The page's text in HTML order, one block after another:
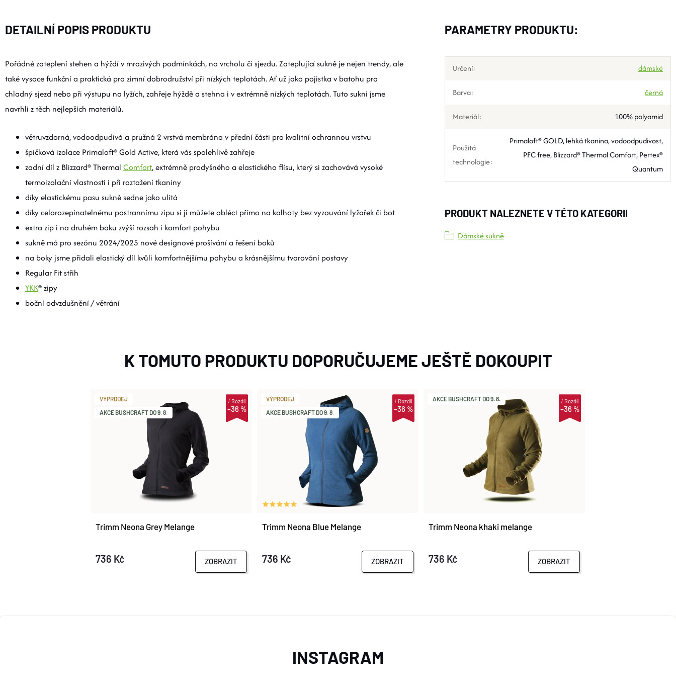
DETAILNÍ POPIS PRODUKTU
Pořádné zateplení stehen a hýždí v mrazivých podmínkách, na vrcholu či sjezdu. Zateplující sukně je nejen trendy, ale
také vysoce funkční a praktická pro zimní dobrodružství při nízkých teplotách. Ať už jako pojistka v batohu pro
chladný sjezd nebo při výstupu na lyžích, zahřeje hýždě a stehna i v extrémně nízkých teplotách. Tuto sukni jsme
navrhli z těch nejlepších materiálů.
větruvzdorná, vodoodpudivá a pružná 2-vrstvá membrána v přední části pro kvalitní ochrannou vrstvu
špičková izolace Primaloft® Gold Active, která vás spolehlivě zahřeje
zadní díl z Blizzard® Thermal Comfort, extrémně prodyšného a elastického flísu, který si zachovává vysoké
termoizolační vlastnosti i při roztažení tkaniny
díky elastickému pasu sukně sedne jako ulitá
díky celorozepínatelnému postrannímu zipu si ji můžete obléct přímo na kalhoty bez vyzouvání lyžařek či bot
extra zip i na druhém boku zvýší rozsah i komfort pohybu
sukně má pro sezónu 2024/2025 nové designové prošívání a řešení boků
na boky jsme přidali elastický díl kvůli komfortnějšímu pohybu a krásnějšímu tvarování postavy
Regular Fit střih
YKK® zipy
boční odvzdušnění / větrání
PARAMETRY PRODUKTU:
Určení: dámské
Barva: černá
Materiál: 100% polyamid
Použitá
technologie:
Primaloft® GOLD, lehká tkanina, vodoodpudivost,
PFC free, Blizzard® Thermal Comfort, Pertex®
Quantum
PRODUKT NALEZNETE V TÉTO KATEGORII
Dámské sukně
K TOMUTO PRODUKTU DOPORUČUJEME JEŠTĚ DOKOUPIT
VÝPRODEJ
AKCE BUSHCRAFT DO 9. 8.
–36 %
iRozdíl
Trimm Neona Grey Melange
736 Kč ZOBRAZIT
VÝPRODEJ
AKCE BUSHCRAFT DO 9. 8.
–36 %
iRozdíl
Trimm Neona Blue Melange
736 Kč ZOBRAZIT
AKCE BUSHCRAFT DO 9. 8.
–36 %
iRozdíl
Trimm Neona khaki melange
736 Kč ZOBRAZIT
INSTAGRAM